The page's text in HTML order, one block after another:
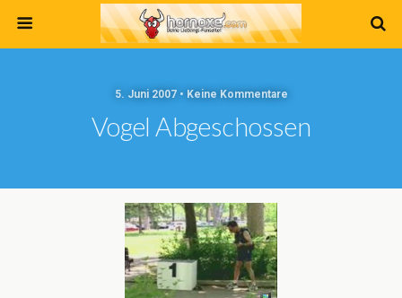
5. Juni 2007 • Keine Kommentare
Vogel Abgeschossen